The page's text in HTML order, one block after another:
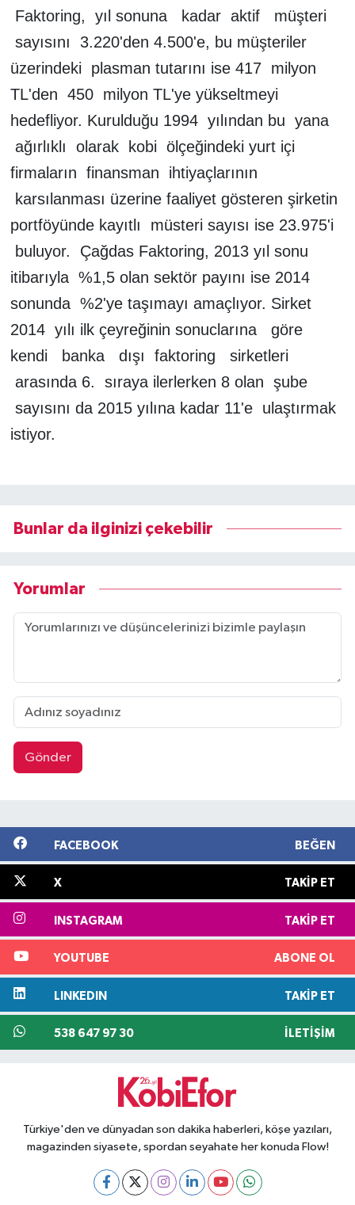
Faktoring, yıl sonuna kadar aktif müşteri
sayısını 3.220'den 4.500'e, bu müşteriler
üzerindeki plasman tutarını ise 417 milyon
TL'den 450 milyon TL'ye yükseltmeyi
hedefliyor. Kurulduğu 1994 yılından bu yana
ağırlıklı olarak kobi ölçeğindeki yurt içi
firmaların finansman ihtiyaçlarının
karsılanması üzerine faaliyet gösteren şirketin
portföyünde kayıtlı müsteri sayısı ise 23.975'i
buluyor. Çağdas Faktoring, 2013 yıl sonu
itibarıyla %1,5 olan sektör payını ise 2014
sonunda %2'ye taşımayı amaçlıyor. Sirket
2014 yılı ilk çeyreğinin sonuclarına göre
kendi banka dışı faktoring sirketleri
arasında 6. sıraya ilerlerken 8 olan şube
sayısını da 2015 yılına kadar 11'e ulaştırmak
istiyor.
Bunlar da ilginizi çekebilir
Yorumlar
Gönder
FACEBOOK BEĞEN
X TAKIP ET
INSTAGRAM TAKIP ET
YOUTUBE ABONE OL
LINKEDIN TAKIP ET
538 647 97 30 İLETIŞIM
Türkiye'den ve dünyadan son dakika haberleri, köşe yazıları,
magazinden siyasete, spordan seyahate her konuda Flow!